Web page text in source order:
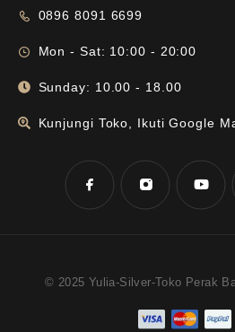
0896 8091 6699
Mon - Sat: 10:00 - 20:00
Sunday: 10.00 - 18.00
Kunjungi Toko, Ikuti Google
© 2025 Yulia-Silver-Toko Perak